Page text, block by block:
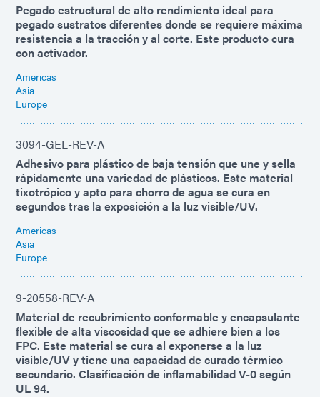
Pegado estructural de alto rendimiento ideal para
pegado sustratos diferentes donde se requiere máxima
resistencia a la tracción y al corte. Este producto cura
con activador.
Americas
Asia
Europe
3094-GEL-REV-A
Adhesivo para plástico de baja tensión que une y sella
rápidamente una variedad de plásticos. Este material
tixotrópico y apto para chorro de agua se cura en
segundos tras la exposición a la luz visible/UV.
Americas
Asia
Europe
9-20558-REV-A
Material de recubrimiento conformable y encapsulante
flexible de alta viscosidad que se adhiere bien a los
FPC. Este material se cura al exponerse a la luz
visible/UV y tiene una capacidad de curado térmico
secundario. Clasificación de inflamabilidad V-0 según
UL 94.